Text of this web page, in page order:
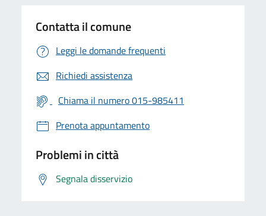
Contatta il comune
Leggi le domande frequenti
Richiedi assistenza
Chiama il numero 015-985411
Prenota appuntamento
Problemi in città
Segnala disservizio